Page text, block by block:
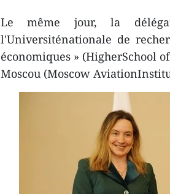
Le même jour, la
l'Universiténationale de
économiques » (HigherSchool
Moscou (Moscow